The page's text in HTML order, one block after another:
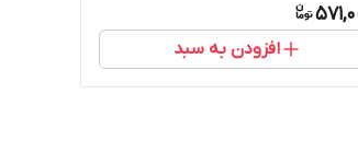
افزودن به سبد